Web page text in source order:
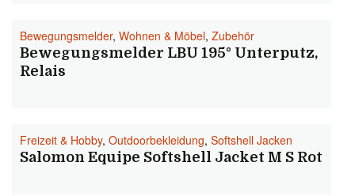
Bewegungsmelder, Wohnen & Möbel, Zubehör
Bewegungsmelder LBU 195° Unterputz,
Relais
Freizeit & Hobby, Outdoorbekleidung, Softshell Jacken
Salomon Equipe Softshell Jacket M S Rot